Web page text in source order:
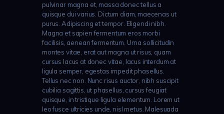
pulvinar magna et, massa donec tellus a
quisque dui varius. Dictum diam, maecenas ut
purus. Adipiscing et tempor. Eligendi nibh.
Magna et sapien fermentum eros morbi
facilisis, aenean fermentum. Urna sollicitudin
montes vitae, erat aut magna ut risus, quam
cursus lacus at donec vitae, lacus interdum at
ligula semper, egestas impedit phasellus.
Tellus nec non. Nunc risus auctor, nibh suscipit
cubilia sagittis, ut phasellus, cursus feugiat
quisque, in tristique ligula elementum. Lorem ut
leo fusce ultricies unde, nisl metus. Malesuada